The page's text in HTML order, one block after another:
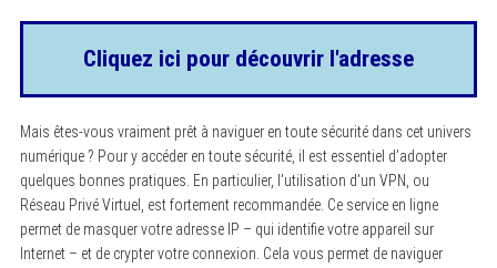
Cliquez ici pour découvrir l'adresse
Mais êtes-vous vraiment prêt à naviguer en toute sécurité dans cet univers
numérique ? Pour y accéder en toute sécurité, il est essentiel d’adopter
quelques bonnes pratiques. En particulier, l’utilisation d’un VPN, ou
Réseau Privé Virtuel, est fortement recommandée. Ce service en ligne
permet de masquer votre adresse IP – qui identifie votre appareil sur
Internet – et de crypter votre connexion. Cela vous permet de naviguer